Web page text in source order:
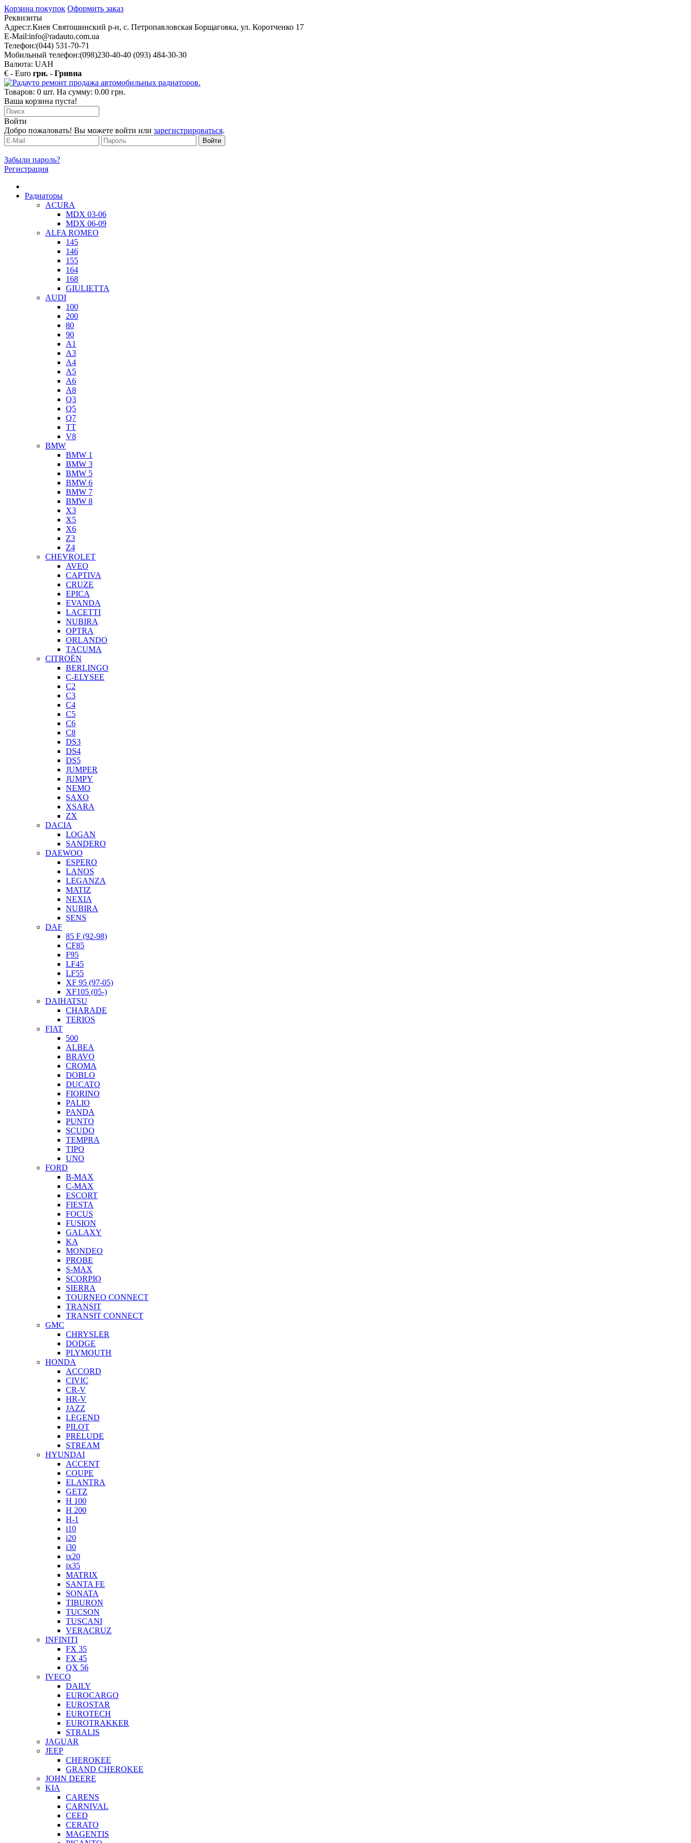
Корзина покупок Оформить заказ
Реквизиты
Адрес:г.Киев Святошинский р-н, с. Петропавловская Борщаговка, ул. Коротченко 17
E-Mail:info@radauto.com.ua
Телефон:(044) 531-70-71
Мобильный телефон:(098)230-40-40 (093) 484-30-30
Валюта: UAH
€ - Euro грн. - Гривна
Товаров: 0 шт. На сумму: 0.00 грн.
Ваша корзина пуста!
Войти
Добро пожаловать! Вы можете войти или зарегистрироваться.
Забыли пароль?
Регистрация
Радиаторы
ACURA
MDX 03-06
MDX 06-09
ALFA ROMEO
145
146
155
164
168
GIULIETTA
AUDI
100
200
80
90
A1
A3
A4
A5
A6
A8
Q3
Q5
Q7
TT
V8
BMW
BMW 1
BMW 3
BMW 5
BMW 6
BMW 7
BMW 8
X3
X5
X6
Z3
Z4
CHEVROLET
AVEO
CAPTIVA
CRUZE
EPICA
EVANDA
LACETTI
NUBIRA
OPTRA
ORLANDO
TACUMA
CITROËN
BERLINGO
C-ELYSEE
C2
C3
C4
C5
C6
C8
DS3
DS4
DS5
JUMPER
JUMPY
NEMO
SAXO
XSARA
ZX
DACIA
LOGAN
SANDERO
DAEWOO
ESPERO
LANOS
LEGANZA
MATIZ
NEXIA
NUBIRA
SENS
DAF
85 F (92-98)
CF85
F95
LF45
LF55
XF 95 (97-05)
XF105 (05-)
DAIHATSU
CHARADE
TERIOS
FIAT
500
ALBEA
BRAVO
CROMA
DOBLO
DUCATO
FIORINO
PALIO
PANDA
PUNTO
SCUDO
TEMPRA
TIPO
UNO
FORD
B-MAX
C-MAX
ESCORT
FIESTA
FOCUS
FUSION
GALAXY
KA
MONDEO
PROBE
S-MAX
SCORPIO
SIERRA
TOURNEO CONNECT
TRANSIT
TRANSIT CONNECT
GMC
CHRYSLER
DODGE
PLYMOUTH
HONDA
ACCORD
CIVIC
CR-V
HR-V
JAZZ
LEGEND
PILOT
PRELUDE
STREAM
HYUNDAI
ACCENT
COUPE
ELANTRA
GETZ
H 100
H 200
H-1
i10
i20
i30
ix20
ix35
MATRIX
SANTA FE
SONATA
TIBURON
TUCSON
TUSCANI
VERACRUZ
INFINITI
FX 35
FX 45
QX 56
IVECO
DAILY
EUROCARGO
EUROSTAR
EUROTECH
EUROTRAKKER
STRALIS
JAGUAR
JEEP
CHEROKEE
GRAND CHEROKEE
JOHN DEERE
KIA
CARENS
CARNIVAL
CEED
CERATO
MAGENTIS